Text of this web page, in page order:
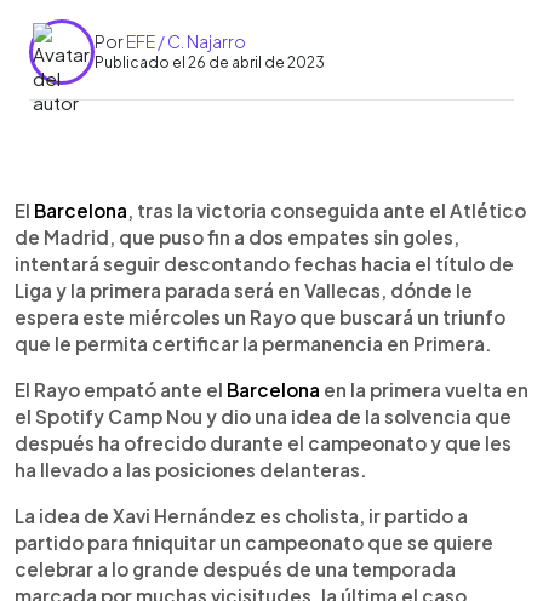
PorEFE / C. Najarro
Publicado el 26 de abril de 2023
► Escuchar artículo
El Barcelona , tras la victoria conseguida ante el Atlético
de Madrid, que puso fin a dos empates sin goles,
intentará seguir descontando fechas hacia el título de
Liga y la primera parada será en Vallecas, dónde le
espera este miércoles un Rayo que buscará un triunfo
que le permita certificar la permanencia en Primera.
El Rayo empató ante el Barcelona en la primera vuelta en
el Spotify Camp Nou y dio una idea de la solvencia que
después ha ofrecido durante el campeonato y que les
ha llevado a las posiciones delanteras.
La idea de Xavi Hernández es cholista, ir partido a
partido para finiquitar un campeonato que se quiere
celebrar a lo grande después de una temporada
marcada por muchas vicisitudes, la última el caso